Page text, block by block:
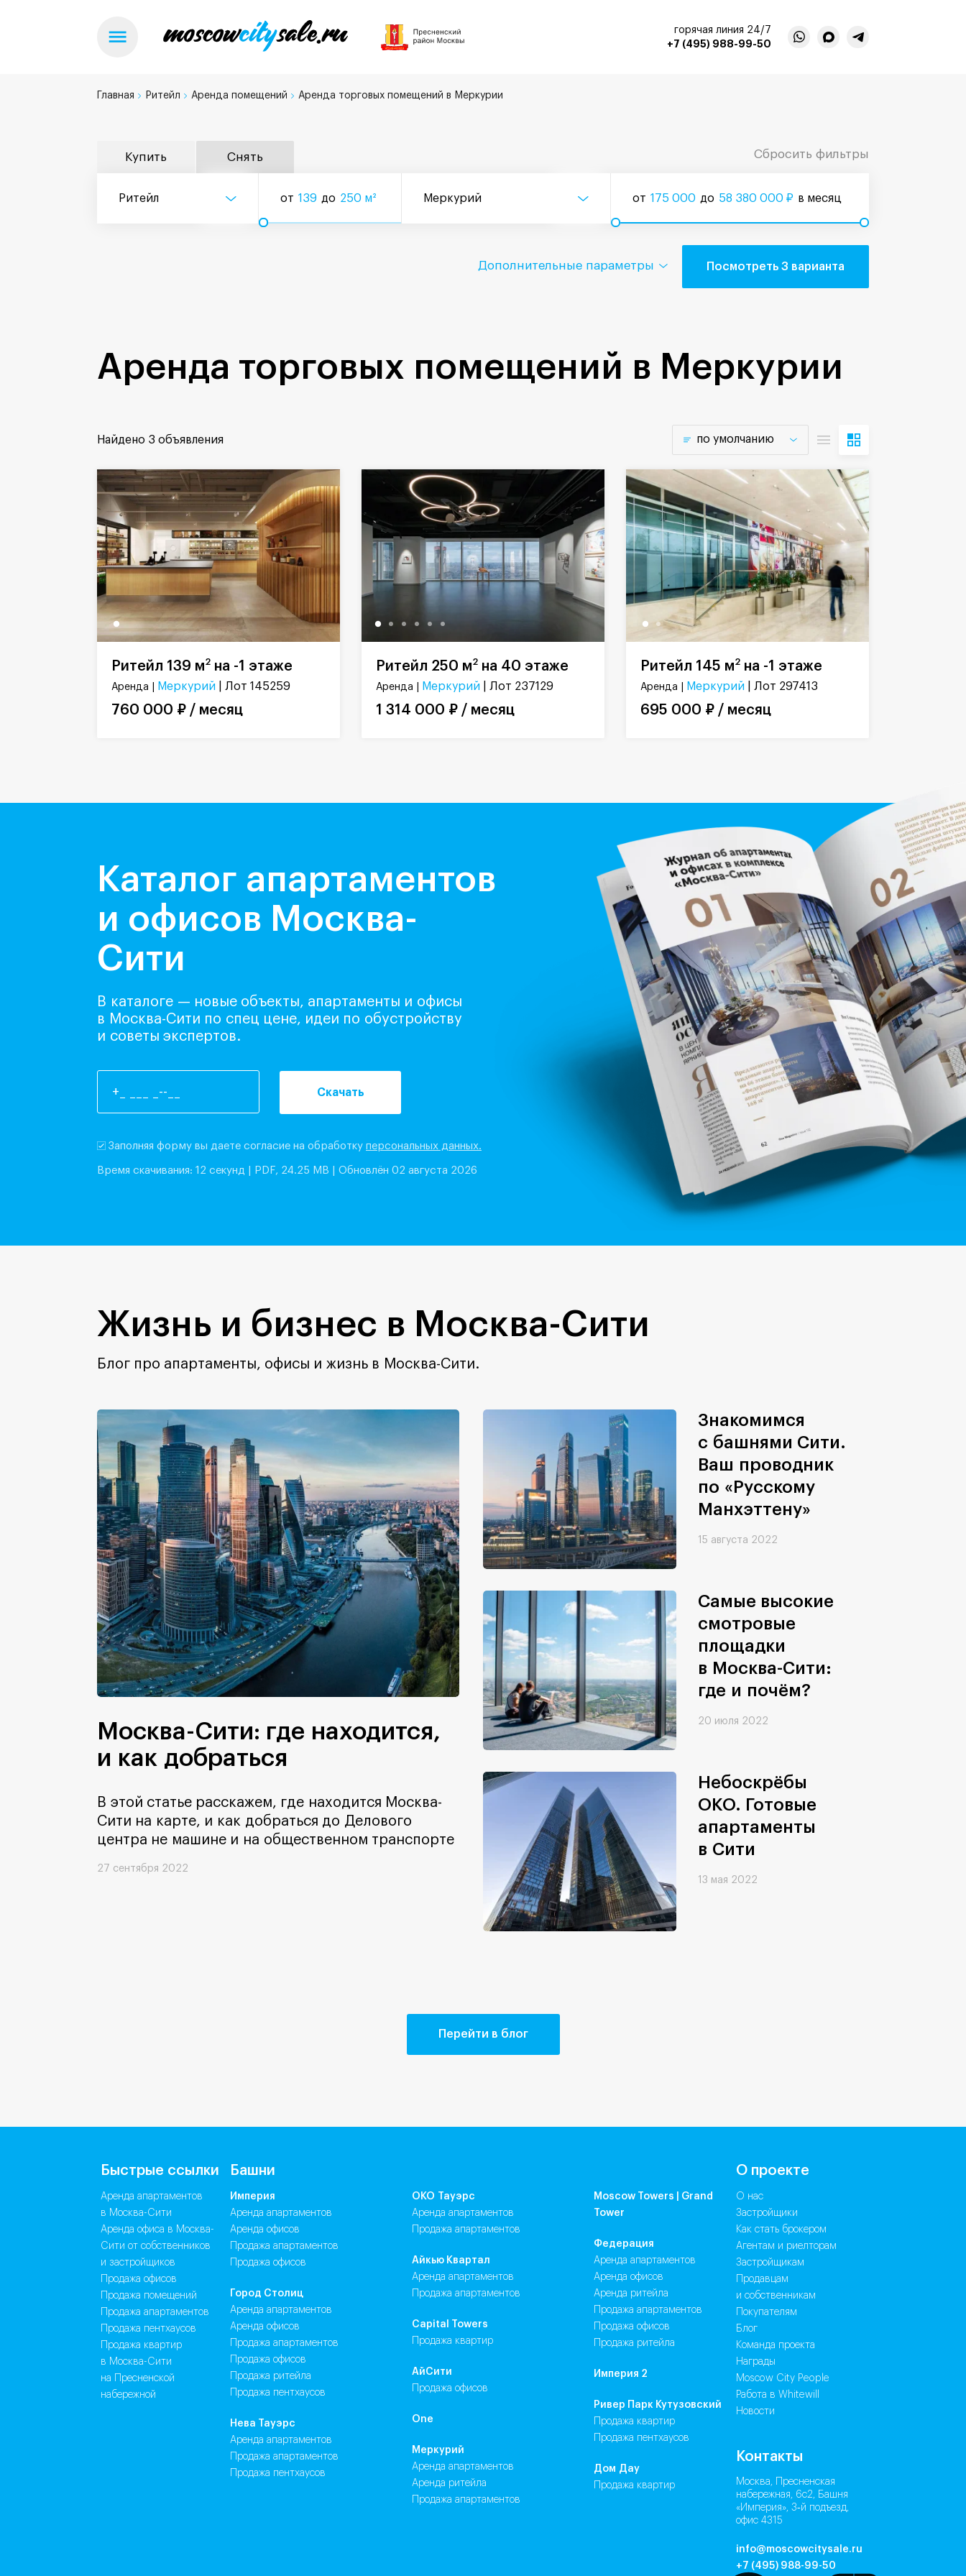
горячая линия 24/7
+7 (495) 988-99-50
Главная Ритейл Аренда помещений Аренда торговых помещений в Меркурии
Сбросить фильтры
Купить Снять
Ритейл от 139 до 250 м² Меркурий от 175 000 до 58 380 000 ₽ в месяц
Дополнительные параметры Посмотреть 3 варианта
Аренда торговых помещений в Меркурии
Найдено 3 объявления по умолчанию
Ритейл 139 м2 на -1 этаже
Аренда | Меркурий | Лот 145259
760 000 ₽ / месяц
Ритейл 250 м2 на 40 этаже
Аренда | Меркурий | Лот 237129
1 314 000 ₽ / месяц
Ритейл 145 м2 на -1 этаже
Аренда | Меркурий | Лот 297413
695 000 ₽ / месяц
Каталог апартаментов
и офисов Москва-
Сити
В каталоге — новые объекты, апартаменты и офисы
в Москва-Сити по спец цене, идеи по обустройству
и советы экспертов.
Скачать
Заполняя форму вы даете согласие на обработку персональных данных.
Время скачивания: 12 секунд PDF, 24.25 MB Обновлён 02 августа 2026
Жизнь и бизнес в Москва-Сити
Блог про апартаменты, офисы и жизнь в Москва-Сити.
Москва-Сити: где находится,
и как добраться
В этой статье расскажем, где находится Москва-
Сити на карте, и как добраться до Делового
центра не машине и на общественном транспорте
27 сентября 2022
Знакомимся
с башнями Сити.
Ваш проводник
по «Русскому
Манхэттену»
15 августа 2022
Самые высокие
смотровые
площадки
в Москва-Сити:
где и почём?
20 июля 2022
Небоскрёбы
ОКО. Готовые
апартаменты
в Сити
13 мая 2022
Перейти в блог
Быстрые ссылки
Аренда апартаментов
в Москва-Сити
Аренда офиса в Москва-
Сити от собственников
и застройщиков
Продажа офисов
Продажа помещений
Продажа апартаментов
Продажа пентхаусов
Продажа квартир
в Москва-Сити
на Пресненской
набережной
Башни
Империя
аренда апартаментов
аренда офисов
продажа апартаментов
продажа офисов
Город Столиц
аренда апартаментов
аренда офисов
продажа апартаментов
продажа офисов
продажа ритейла
продажа пентхаусов
Нева Тауэрс
аренда апартаментов
продажа апартаментов
продажа пентхаусов
ОКО Тауэрс
аренда апартаментов
продажа апартаментов
Айкью Квартал
аренда апартаментов
продажа апартаментов
Capital Towers
продажа квартир
АйСити
продажа офисов
One
Меркурий
аренда апартаментов
аренда ритейла
продажа апартаментов
Moscow Towers | Grand
Tower
Федерация
аренда апартаментов
аренда офисов
аренда ритейла
продажа апартаментов
продажа офисов
продажа ритейла
Империя 2
Ривер Парк Кутузовский
продажа квартир
продажа пентхаусов
Дом Дау
продажа квартир
О проекте
О нас
Застройщики
Как стать брокером
Агентам и риелторам
Застройщикам
Продавцам
и собственникам
Покупателям
Блог
Команда проекта
Награды
Moscow City People
Работа в Whitewill
Новости
Контакты
Москва, Пресненская
набережная, 6с2, Башня
«Империя», 3‑й подъезд,
офис 4315
info@moscowcitysale.ru
+7 (495) 988-99-50